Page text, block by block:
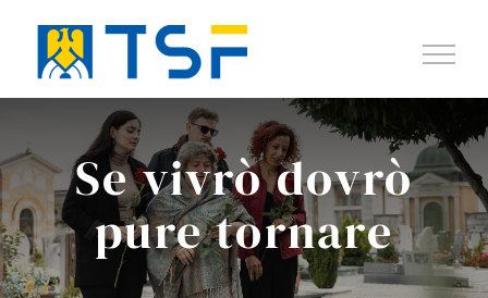
contenuto
Se vivrò dovrò
pure tornare